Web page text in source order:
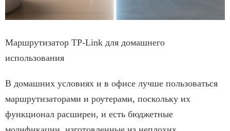
Маршрутизатор TP-Link для домашнего
использования
В домашних условиях и в офисе лучше пользоваться
маршрутизаторами и роутерами, поскольку их
функционал расширен, и есть бюджетные